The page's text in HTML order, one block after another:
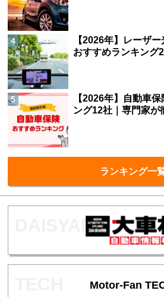
2
車中泊におすすめ
一人旅が快適な最適
3
【2025】7人乗り
ランキング15車種
4
【2026年】レーザ
おすすめランキング
【2026年】自動車
ング12社｜専門家が
ランキング一